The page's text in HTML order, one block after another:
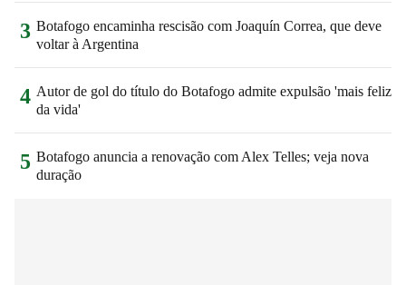
3 Botafogo encaminha rescisão com Joaquín Correa, que deve
voltar à Argentina
4 Autor de gol do título do Botafogo admite expulsão 'mais feliz
da vida'
5 Botafogo anuncia a renovação com Alex Telles; veja nova
duração